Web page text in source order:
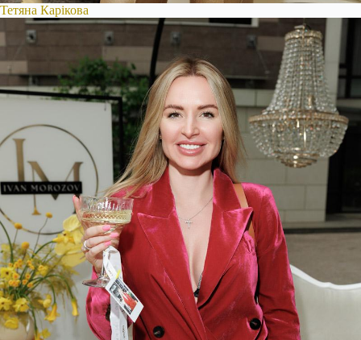
Тетяна Карікова